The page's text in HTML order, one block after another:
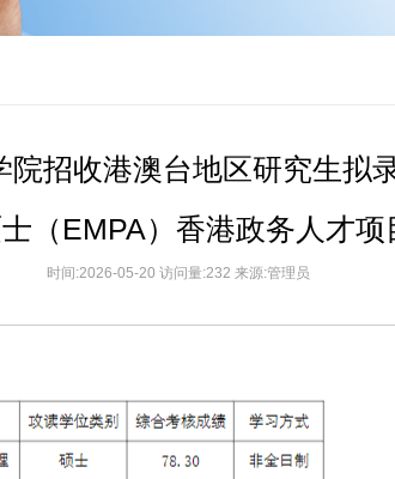
招收港澳台地区研究生拟
（EMPA）香港政务人才项
时间:2026-05-20 访问量:232 来源:管理员